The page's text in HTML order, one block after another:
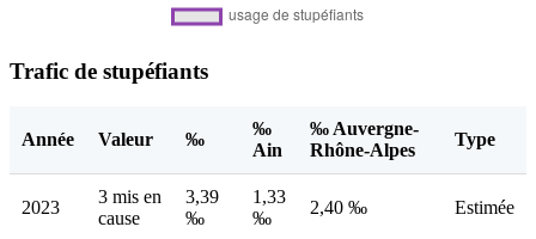
Trafic de stupéfiants
Année Valeur ‰
‰
Ain
‰ Auvergne-
Rhône-Alpes
Type
2023
3 mis en
cause
3,39
‰
1,33
‰
2,40 ‰ Estimée